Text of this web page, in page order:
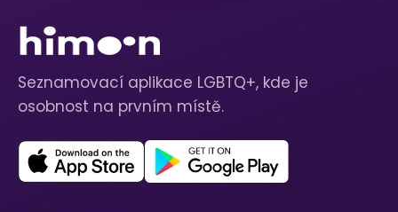
Seznamovací aplikace LGBTQ+, kde je
osobnost na prvním místě.